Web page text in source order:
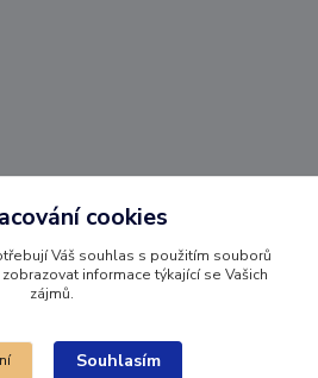
cookies
Váš souhlas s použitím souborů
informace týkající se Vašich
zájmů.
Souhlasím